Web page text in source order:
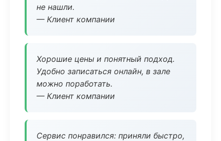
не нашли.
— Клиент компании
Хорошие цены и понятный подход.
Удобно записаться онлайн, в зале
можно поработать.
— Клиент компании
Сервис понравился: приняли быстро,